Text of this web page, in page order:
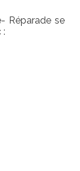
Réparade se
: